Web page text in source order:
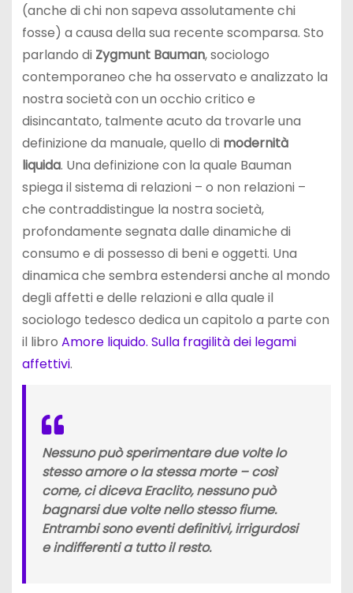
(anche di chi non sapeva assolutamente chi
fosse) a causa della sua recente scomparsa. Sto
parlando di Zygmunt Bauman, sociologo
contemporaneo che ha osservato e analizzato la
nostra società con un occhio critico e
disincantato, talmente acuto da trovarle una
definizione da manuale, quello di modernità
liquida. Una definizione con la quale Bauman
spiega il sistema di relazioni – o non relazioni –
che contraddistingue la nostra società,
profondamente segnata dalle dinamiche di
consumo e di possesso di beni e oggetti. Una
dinamica che sembra estendersi anche al mondo
degli affetti e delle relazioni e alla quale il
sociologo tedesco dedica un capitolo a parte con
il libro Amore liquido. Sulla fragilità dei legami
affettivi.
Nessuno può sperimentare due volte lo
stesso amore o la stessa morte – così
come, ci diceva Eraclito, nessuno può
bagnarsi due volte nello stesso fiume.
Entrambi sono eventi definitivi, irrigurdosi
e indifferenti a tutto il resto.